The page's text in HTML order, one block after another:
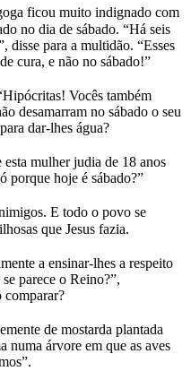
ficou muito indignado com
no dia de sábado. “Há seis
disse para a multidão. “Esses
cura, e não no sábado!”
Vocês também
desamarram no sábado o seu
dar-lhes água?
mulher judia de 18 anos
porque hoje é sábado?”
E todo o povo se
que Jesus fazia.
a ensinar-lhes a respeito
parece o Reino?”,
comparar?
de mostarda plantada
numa árvore em que as aves